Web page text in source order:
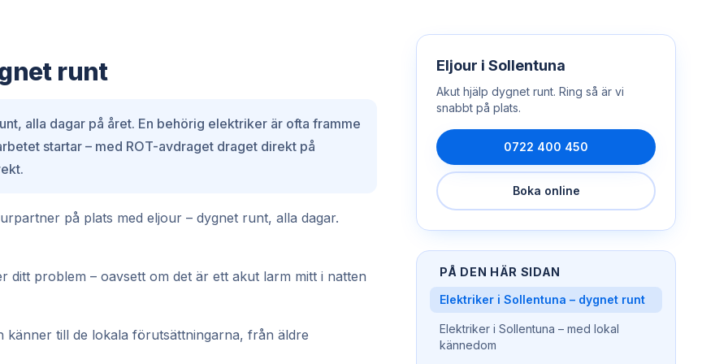
runt
alla dagar på året. En behörig elektriker är ofta framme
startar – med ROT-avdraget draget direkt på
på plats med eljour – dygnet runt, alla dagar.
problem – oavsett om det är ett akut larm mitt i natten
till de lokala förutsättningarna, från äldre
Eljour i Sollentuna
Akut hjälp dygnet runt. Ring så är vi
snabbt på plats.
0722 400 450
Boka online
PÅ DEN HÄR SIDAN
Elektriker i Sollentuna – dygnet runt
Elektriker i Sollentuna – med lokal
kännedom